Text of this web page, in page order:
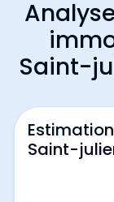
Saint-
Saint-